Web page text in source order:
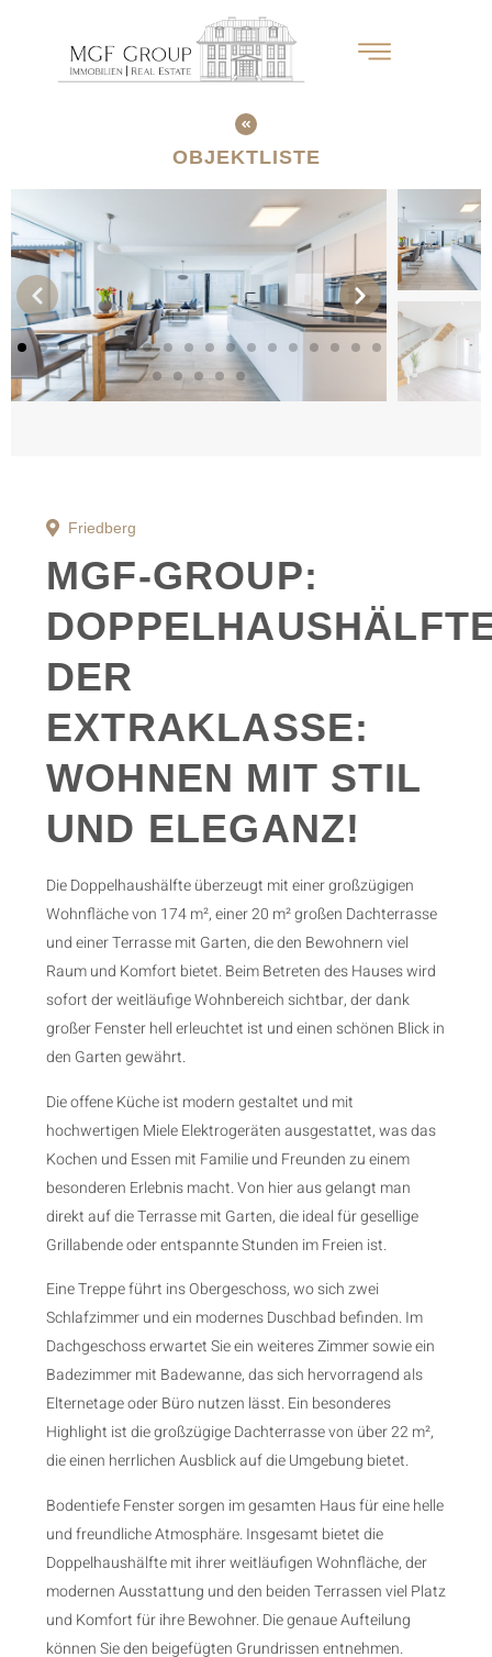
OBJEKTLISTE
Friedberg
MGF-GROUP:
DER
EXTRAKLASSE:
WOHNEN MIT STIL
UND ELEGANZ!
Die Doppelhaushälfte überzeugt mit einer großzügigen
Wohnfläche von 174 m², einer 20 m² großen Dachterrasse
und einer Terrasse mit Garten, die den Bewohnern viel
Raum und Komfort bietet. Beim Betreten des Hauses wird
sofort der weitläufige Wohnbereich sichtbar, der dank
großer Fenster hell erleuchtet ist und einen schönen Blick in
den Garten gewährt.
Die offene Küche ist modern gestaltet und mit
hochwertigen Miele Elektrogeräten ausgestattet, was das
Kochen und Essen mit Familie und Freunden zu einem
besonderen Erlebnis macht. Von hier aus gelangt man
direkt auf die Terrasse mit Garten, die ideal für gesellige
Grillabende oder entspannte Stunden im Freien ist.
Eine Treppe führt ins Obergeschoss, wo sich zwei
Schlafzimmer und ein modernes Duschbad befinden. Im
Dachgeschoss erwartet Sie ein weiteres Zimmer sowie ein
Badezimmer mit Badewanne, das sich hervorragend als
Elternetage oder Büro nutzen lässt. Ein besonderes
Highlight ist die großzügige Dachterrasse von über 22 m²,
die einen herrlichen Ausblick auf die Umgebung bietet.
Bodentiefe Fenster sorgen im gesamten Haus für eine helle
und freundliche Atmosphäre. Insgesamt bietet die
Doppelhaushälfte mit ihrer weitläufigen Wohnfläche, der
modernen Ausstattung und den beiden Terrassen viel Platz
und Komfort für ihre Bewohner. Die genaue Aufteilung
können Sie den beigefügten Grundrissen entnehmen.